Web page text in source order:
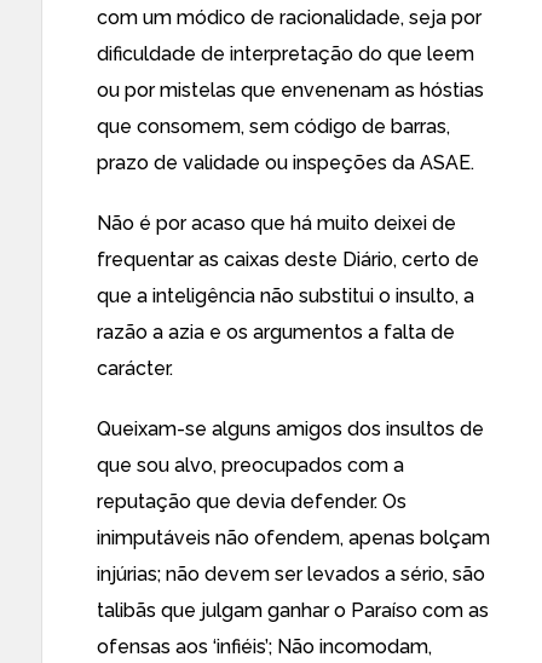
com um módico de racionalidade, seja por
dificuldade de interpretação do que leem
ou por mistelas que envenenam as hóstias
que consomem, sem código de barras,
prazo de validade ou inspeções da ASAE.
Não é por acaso que há muito deixei de
frequentar as caixas deste Diário, certo de
que a inteligência não substitui o insulto, a
razão a azia e os argumentos a falta de
carácter.
Queixam-se alguns amigos dos insultos de
que sou alvo, preocupados com a
reputação que devia defender. Os
inimputáveis não ofendem, apenas bolçam
injúrias; não devem ser levados a sério, são
talibãs que julgam ganhar o Paraíso com as
ofensas aos ‘infiéis’; Não incomodam,